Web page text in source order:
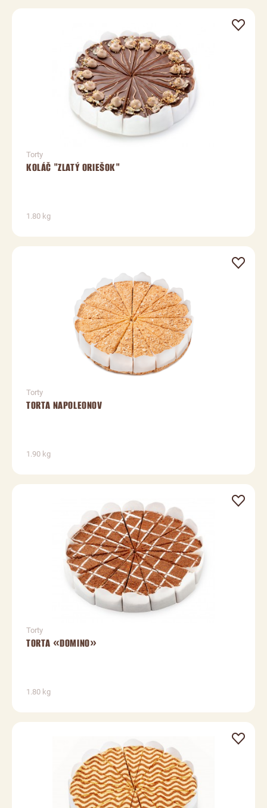
Torty
KOLÁČ "ZLATÝ ORIEŠOK"
1.80 kg
Torty
TORTA NAPOLEONOV
1.90 kg
Torty
TORTA «DOMINO»
1.80 kg